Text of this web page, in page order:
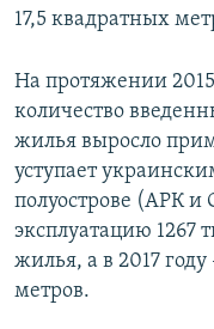
17,5 квадратных
На протяжении
количество
жилья выросло
уступает
полуострове (АРК и
эксплуатацию 1267
жилья, а в 2017
метров.